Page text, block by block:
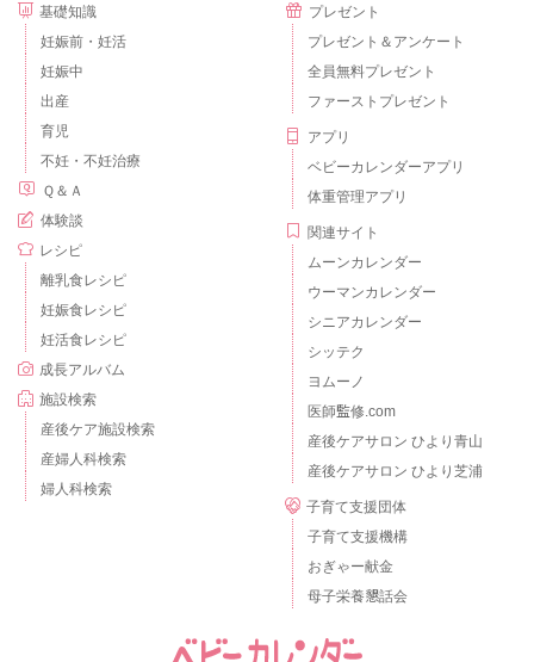
基礎知識
妊娠前・妊活
妊娠中
出産
育児
不妊・不妊治療
Ｑ＆Ａ
体験談
レシピ
離乳食レシピ
妊娠食レシピ
妊活食レシピ
成長アルバム
施設検索
産後ケア施設検索
産婦人科検索
婦人科検索
プレゼント
プレゼント＆アンケート
全員無料プレゼント
ファーストプレゼント
アプリ
ベビーカレンダーアプリ
体重管理アプリ
関連サイト
ムーンカレンダー
ウーマンカレンダー
シニアカレンダー
シッテク
ヨムーノ
医師監修.com
産後ケアサロン ひより青山
産後ケアサロン ひより芝浦
子育て支援団体
子育て支援機構
おぎゃー献金
母子栄養懇話会